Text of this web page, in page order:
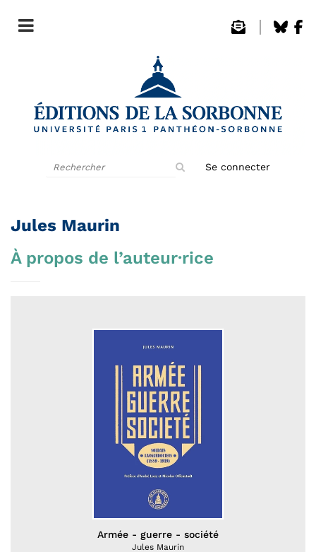
Se connecter
Jules Maurin
À propos de l’auteur·rice
Armée - guerre - société
Jules Maurin